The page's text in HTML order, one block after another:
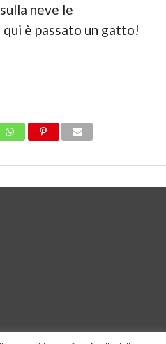
neve le
è passato un gatto!